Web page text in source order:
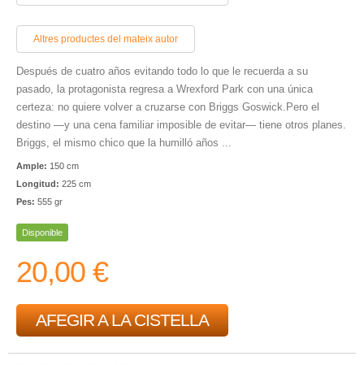
Altres productes del mateix autor
Después de cuatro años evitando todo lo que le recuerda a su
pasado, la protagonista regresa a Wrexford Park con una única
certeza: no quiere volver a cruzarse con Briggs Goswick.Pero el
destino —y una cena familiar imposible de evitar— tiene otros planes.
Briggs, el mismo chico que la humilló años ...
Ample: 150 cm
Longitud: 225 cm
Pes: 555 gr
Disponible
20,00 €
AFEGIR A LA CISTELLA